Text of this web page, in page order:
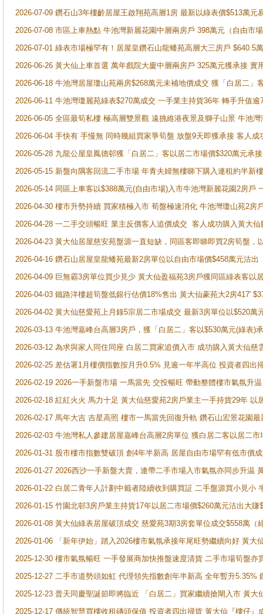
2026-07-09 鑽石山3年樓齡居屋王啟翔苑高層1房 最新以綠表價$513萬元
2026-07-08 市區上車熱點 牛池灣新麗花園中層兩房戶 398萬元（自由市
2026-07-01 綠表市場極罕有！居屋皇鑽石山龍蟠苑高層大三房戶
2026-06-26 黃大仙上車首選 萬年戲院大廈中層兩房戶 325萬元獲承接 實
2026-06-18 牛池灣居屋瓊山苑兩房$268萬元未補地價成交 獲「白居二」
2026-06-11 牛池灣瓊麗苑綠表$270萬成交 一手業主持貨36年 轉手升值逾
2026-06-05 全區最筍私樓 極高層雙景觀 遠挑維港夜景及獅子山景 牛池
2026-06-04 手快有 手慢無 同時幾組買家爭筍盤 放盤9天即獲承接 客人
2026-05-28 九龍公屋皇鳳德邨獲「白居二」客以居二市場價$320萬元承接
2026-05-15 新盤向隅客回流二手市場 年青夫婦無樓睇下購入連租約半新
2026-05-14 同區上車客以$388萬元(自由市場)入市牛池灣新麗花園2房戶
2026-04-30 樓市升勢持續 買家積極入市 荀盤極速消化 牛池灣瓊山苑2房
2026-04-28 一二手交頭暢旺 業主反價客人追價成交 客人成功購入黃大
2026-04-23 黃大仙居屋慈安苑盤源一直短缺，同區客即睇即買2房筍盤，
2026-04-16 鑽石山居屋皇龍蟠苑最新2房單位以自由市場價$458萬元沽出
2026-04-09 巨無霸3房單位買少見少 黃大仙盈福苑3房戶獲同區綠表客以
2026-04-03 鐵路洋樓超筍盤低銀行估價18%售出 黃大仙豪苑大2房417'
2026-04-02 黃大仙慈愛苑上月錄5宗居二市場成交 最新3房單位以$520萬
2026-03-13 牛池灣嘉峰台高層3房戶，獲「白居二」客以$530萬元(綠表)
2026-03-12 為求與家人同住同座 白居二買家追價入市 成功購入黃大仙
2026-02-25 差估署1月樓價指數按月升0.5% 見逾一年半高位 投資者四
2026-02-19 2026一手新盤市場 一馬當先 交投暢旺 帶動整體樓市氣氛升
2026-02-18 紅紅火火 馬力十足 黃大仙慈愛苑2房戶業主一手持貨29年 以
2026-02-17 馬年大吉 吉星高照 樓市一馬當先回復升軌 鑽石山宏景花園
2026-02-03 牛池灣私人參建居屋嘉峰台高層2房單位 獲白居二客以居二市
2026-01-31 股市樓市指數雙破頂 創4年半新高 居屋自由市場罕有低市價
2026-01-27 2026西沙一手新盤大賣，連帶二手市場入市氣氛亦同步升温
2026-01-22 白居二青年人計劃中籤者陸續收到購買証 二手盤源買小見小
2026-01-15 竹園北邨3房戶業主持貨17年以居二市場價$260萬元沽出大賺
2026-01-08 黃大仙綠表居屋破頂成交 慈愛苑3期3房套單位成交$558萬（
2026-01-06 「新年伊始」踏入2026樓市氣氛承接年尾旺勢繼續向好 黃
2025-12-30 樓市氣氛暢旺 一手發展商加快推盤速度清貨 二手市場筍盤
2025-12-27 二手市道勢頭如虹 代理領先指數創年半新高 全年暫升5.35%
2025-12-23 普天同慶聖誕節即將臨近 「白居二」買家繼續搶閘入市 黃
2025-12-17 傳統智慧買樓收租磚頭保值 投資者四出掃貨 黃大仙『樓仔